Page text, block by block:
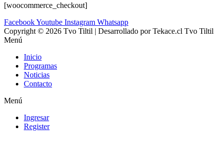
[woocommerce_checkout]
FacebookYoutube Instagram Whatsapp
Copyright © 2026 Tvo Tiltil | Desarrollado por Tekace.cl Tvo Tiltil
Menú
Inicio
Programas
Noticias
Contacto
Menú
Ingresar
Register